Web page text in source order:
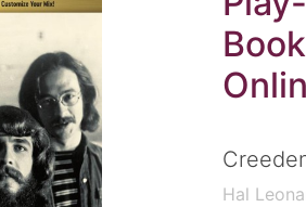
Hal